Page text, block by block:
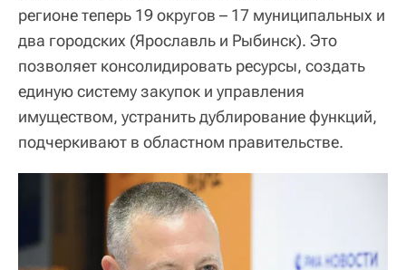
регионе теперь 19 округов – 17 муниципальных и
два городских (Ярославль и Рыбинск). Это
позволяет консолидировать ресурсы, создать
единую систему закупок и управления
имуществом, устранить дублирование функций,
подчеркивают в областном правительстве.